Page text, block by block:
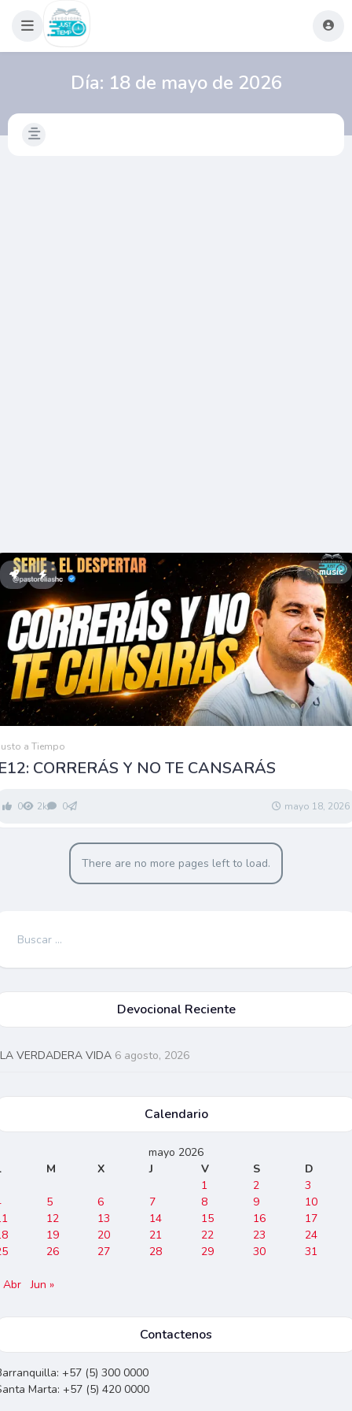
Día: 18 de mayo de 2026
music
a Tiempo
CORRERÁS Y NO TE CANSARÁS
0 2k 0 mayo 18, 2026
There are no more pages left to load.
Buscar:
Devocional Reciente
LA VERDADERA VIDA 6 agosto, 2026
Calendario
mayo 2026
M X J V S
D
1
2
3
5 6 7 8 9
10
12 13 14 15 16
17
19 20 21 22 23
24
26 27 28 29 30 31
Abr Jun »
Contactenos
+57 (5) 300 0000
Marta: +57 (5) 420 0000